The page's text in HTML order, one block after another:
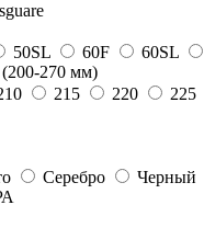
50SL 60F 60SL
(200-270 мм)
215 220 225
Серебро
Черный